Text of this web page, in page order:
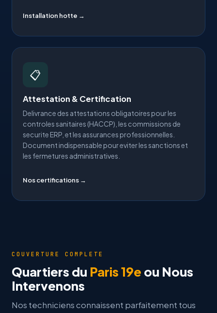
Installation hotte →
📋
Attestation & Certification
Delivrance des attestations obligatoires pour les
controles sanitaires (HACCP), les commissions de
securite ERP, et les assurances professionnelles.
Document indispensable pour eviter les sanctions et
les fermetures administratives.
Nos certifications →
COUVERTURE COMPLETE
Quartiers du Paris 19e ou Nous
Intervenons
Nos techniciens connaissent parfaitement tous